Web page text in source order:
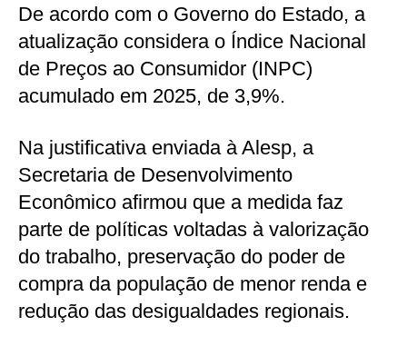
De acordo com o Governo do Estado, a
atualização considera o Índice Nacional
de Preços ao Consumidor (INPC)
acumulado em 2025, de 3,9%.
Na justificativa enviada à Alesp, a
Secretaria de Desenvolvimento
Econômico afirmou que a medida faz
parte de políticas voltadas à valorização
do trabalho, preservação do poder de
compra da população de menor renda e
redução das desigualdades regionais.